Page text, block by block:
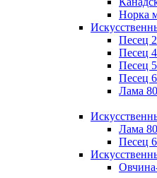
Норка
Песец
Песец
Песец
Песец
Лама
Лама
Песец